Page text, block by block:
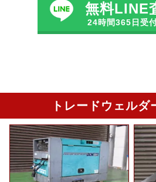
無料LINE
24時間365日受
トレードウェルダ